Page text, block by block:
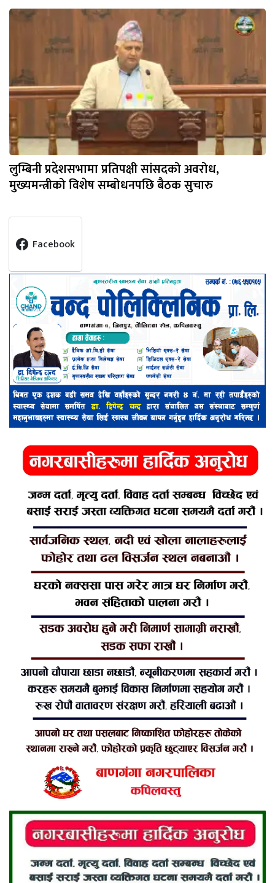
लुम्बिनी प्रदेशसभामा प्रतिपक्षी सांसदको अवरोध,
मुख्यमन्त्रीको विशेष सम्बोधनपछि बैठक सुचारु
Facebook